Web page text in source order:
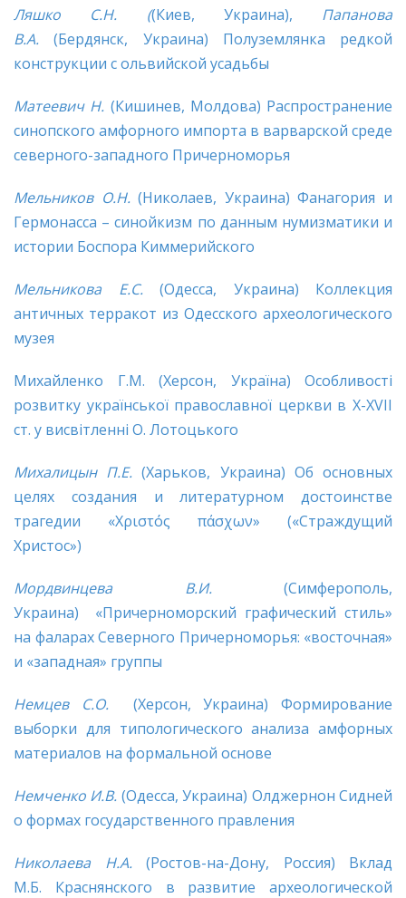
Ляшко С.Н. ((Киев, Украина), Папанова
В.А. (Бердянск, Украина) Полуземлянка редкой
конструкции с ольвийской усадьбы
Матеевич Н. (Кишинев, Молдова) Распространение
синопского амфорного импорта в варварской среде
северного-западного Причерноморья
Мельников О.Н.(Николаев, Украина) Фанагория и
Гермонасса – синойкизм по данным нумизматики и
истории Боспора Киммерийского
Мельникова Е.С.(Одесса, Украина) Коллекция
античных терракот из Одесского археологического
музея
Михайленко Г.М. (Херсон, Україна) Особливості
розвитку української православної церкви в Х-ХVІІ
ст. у висвітленні О. Лотоцького
Михалицын П.Е.(Харьков, Украина) Об основных
целях создания и литературном достоинстве
трагедии «Χριστός πάσχων» («Страждущий
Христос»)
Мордвинцева В.И.(Симферополь,
Украина)
«Причерноморский графический стиль»
на фаларах Северного Причерноморья: «восточная»
и «западная» группы
Немцев С.О.
(Херсон, Украина) Формирование
выборки для типологического анализа амфорных
материалов на формальной основе
Немченко И.В. (Одесса, Украина) Олджернон Сидней
о формах государственного правления
Николаева Н.А.(Ростов-на-Дону, Россия) Вклад
М.Б. Краснянского в развитие археологической